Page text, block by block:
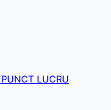
LUCRU